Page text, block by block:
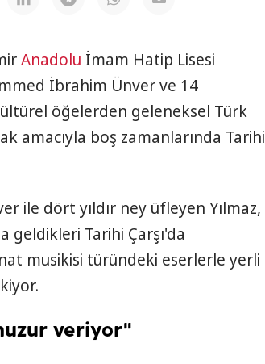
Anadolu İmam Hatip Lisesi
İbrahim Ünver ve 14
öğelerden geleneksel Türk
amacıyla boş zamanlarında Tarihi
ile dört yıldır ney üfleyen Yılmaz,
Tarihi Çarşı'da
musikisi türündeki eserlerle yerli
veriyor"